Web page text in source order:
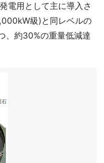
電用として主に導入さ
級)と同レベルの
、約30%の重量低減達